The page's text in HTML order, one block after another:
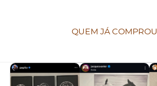
QUEM JÁ COMPROU